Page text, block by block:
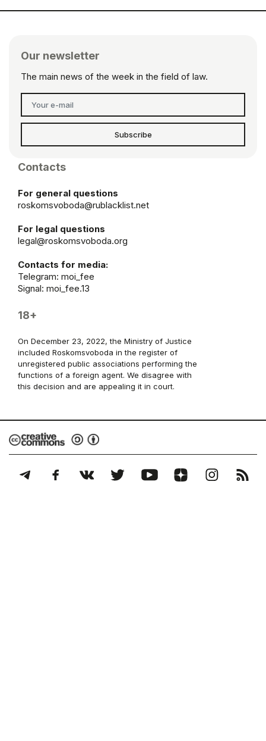
Our newsletter
The main news of the week in the field of law.
Subscribe
Contacts
For general questions
roskomsvoboda@rublacklist.net
For legal questions
legal@roskomsvoboda.org
Contacts for media:
Telegram: moi_fee
Signal: moi_fee.13
18+
On December 23, 2022, the Ministry of Justice
included Roskomsvoboda in the register of
unregistered public associations performing the
functions of a foreign agent. We disagree with
this decision and are appealing it in court.